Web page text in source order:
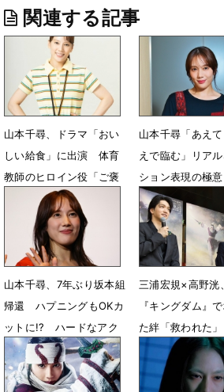
関連する記事
山本千尋、ドラマ「おい
しい給食」に出演 体育
教師のヒロイン役「ご褒
美のような時間でした」
7月30日 12時05分
山本千尋「あえ
えで臨む」リア
ション表現の極意
7月27日 18時00分
山本千尋、7年ぶり坂本組
帰還 ハプニングもOKカ
ットに!? ハードなアク
ション撮影秘話
5月29日 22時48分
三浦宏規×高野洸
『キングダム』
た絆「救われた
ルギー貰う」
5月14日 15時30